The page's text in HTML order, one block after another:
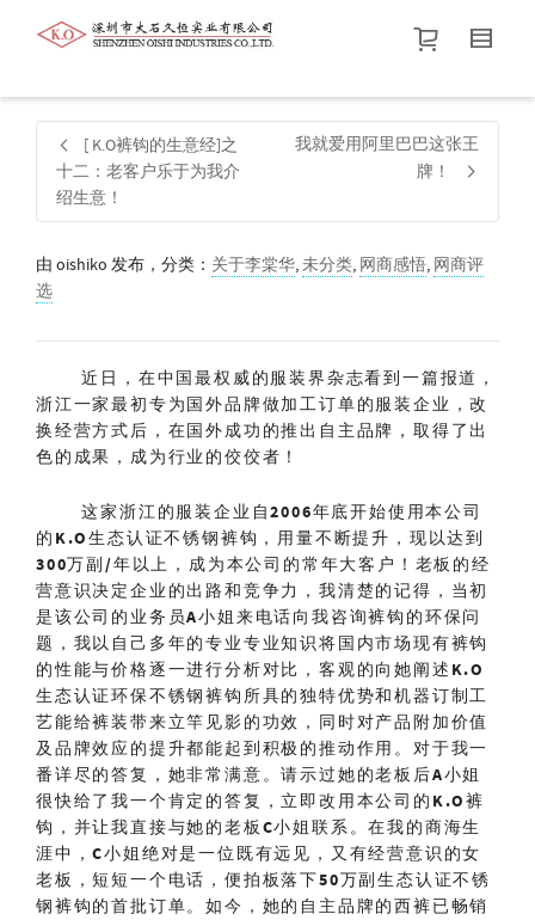
帮我查找新的衬衫尺码
价格介于
默认品牌.
[ K.O裤钩的生意经]之
十二：老客户乐于为我介
绍生意！
我就爱用阿里巴巴这张王
牌！
由 oishiko 发布，分类： 关于李棠华,未分类, 网商感悟, 网商评
选
近日，在中国最权威的服装界杂志看到一篇报道，
浙江一家最初专为国外品牌做加工订单的服装企业，改
换经营方式后，在国外成功的推出自主品牌，取得了出
色的成果，成为行业的佼佼者！
这家浙江的服装企业自2006年底开始使用本公司
的 K.O生态认证不锈钢裤钩，用量不断提升，现以达到
300万副/年以上，成为本公司的常年大客户！老板的经
营意识决定企业的出路和竞争力，我清楚的记得，当初
是该公司的业务员A小姐来电话向我咨询裤钩的环保问
题，我以自己多年的专业专业知识将国内市场现有裤钩
的性能与价格逐一进行分析对比，客观的向她阐述 K.O
生态认证环保不锈钢裤钩所具的独特优势和机器订制工
艺能给裤装带来立竿见影的功效，同时对产品附加价值
及品牌效应的提升都能起到积极的推动作用。对于我一
番详尽的答复，她非常满意。请示过她的老板后A小姐
很快给了我一个肯定的答复，立即改用本公司的 K.O裤
钩，并让我直接与她的老板C小姐联系。在我的商海生
涯中，C小姐绝对是一位既有远见，又有经营意识的女
老板，短短一个电话，便拍板落下50万副生态认证不锈
钢裤钩的首批订单。如今，她的自主品牌的西裤已畅销